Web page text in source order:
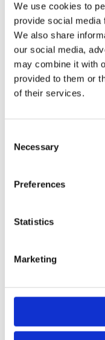
We use cookies to
provide social media
We also share
our social media,
may combine it with
provided to them or
of their services.
Selection
Necessary
Preferences
Statistics
Marketing
Enkel betalning med